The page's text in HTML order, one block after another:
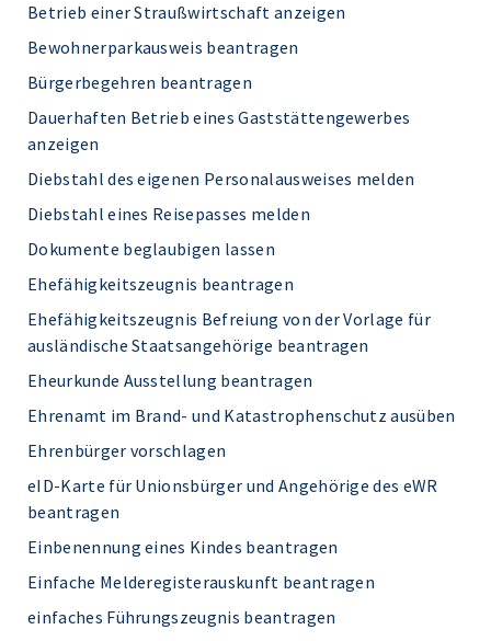
Betrieb einer Straußwirtschaft anzeigen
Bewohnerparkausweis beantragen
Bürgerbegehren beantragen
Dauerhaften Betrieb eines Gaststättengewerbes
anzeigen
Diebstahl des eigenen Personalausweises melden
Diebstahl eines Reisepasses melden
Dokumente beglaubigen lassen
Ehefähigkeitszeugnis beantragen
Ehefähigkeitszeugnis Befreiung von der Vorlage für
ausländische Staatsangehörige beantragen
Eheurkunde Ausstellung beantragen
Ehrenamt im Brand- und Katastrophenschutz ausüben
Ehrenbürger vorschlagen
eID-Karte für Unionsbürger und Angehörige des eWR
beantragen
Einbenennung eines Kindes beantragen
Einfache Melderegisterauskunft beantragen
einfaches Führungszeugnis beantragen